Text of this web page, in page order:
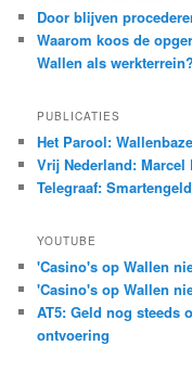
Door blijven
Waarom koos de
Wallen als werkterrein?
PUBLICATIES
Het Parool:
Vrij Nederland:
Telegraaf:
YOUTUBE
'Casino's op Wallen
'Casino's op Wallen
AT5: Geld nog steeds
ontvoering